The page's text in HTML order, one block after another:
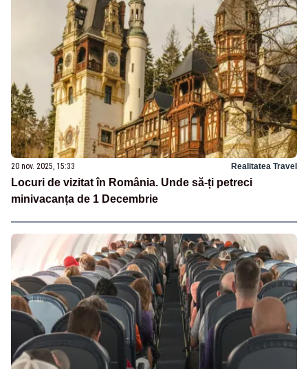
20 nov. 2025, 15:33 Realitatea Travel
Locuri de vizitat în România. Unde să-ți petreci
minivacanța de 1 Decembrie